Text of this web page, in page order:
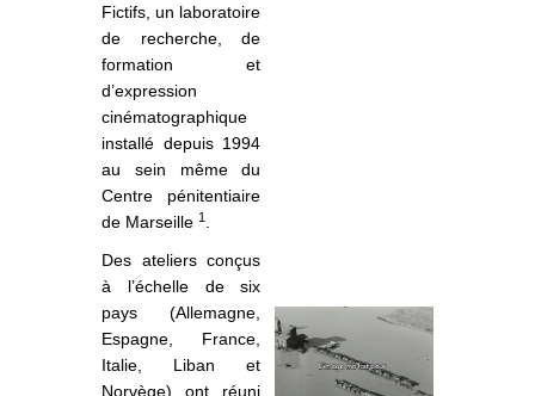
Fictifs, un laboratoire
de recherche, de
formation et
d’expression
cinématographique
installé depuis 1994
au sein même du
Centre pénitentiaire
de Marseille 1
Des ateliers conçus
à l’échelle de six
pays (Allemagne,
Espagne, France,
Italie, Liban et
Norvège) ont réuni